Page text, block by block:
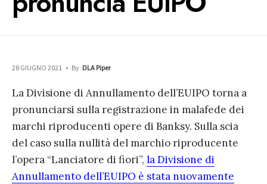
28 GIUGNO 2021 • By DLA Piper
La Divisione di Annullamento dell’EUIPO torna a
pronunciarsi sulla registrazione in malafede dei
marchi riproducenti opere di Banksy. Sulla scia
del caso sulla nullità del marchio riproducente
l’opera “Lanciatore di fiori”, la Divisione di
Annullamento dell’EUIPO è stata nuovamente